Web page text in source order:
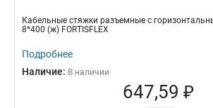
Кабельные стяжки разъемные с
8*400 (ж) FORTISFLEX
Подробнее
Наличие: В наличии
647,59 ₽